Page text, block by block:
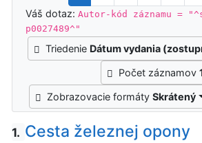
Váš dotaz:Autor-kód záznamu =
p0027489^"
Triedenie Dátum vydania
Počet záznamov
Zobrazovacie formátySkrátený
1. Cesta železnej opony